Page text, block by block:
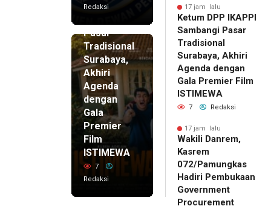
Redaksi
IKAPPI
Pasar
Tradisional
Surabaya,
Akhiri
Agenda
dengan
Gala
Premier
Film
ISTIMEWA
7
Redaksi
17 jam lalu
Ketum DPP IKAPPI
Sambangi Pasar
Tradisional
Surabaya, Akhiri
Agenda dengan
Gala Premier Film
ISTIMEWA
7 Redaksi
17 jam lalu
Wakili Danrem,
Kasrem
072/Pamungkas
Hadiri Pembukaan
Government
Procurement